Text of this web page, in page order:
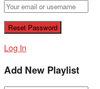
Log In
Add New Playlist